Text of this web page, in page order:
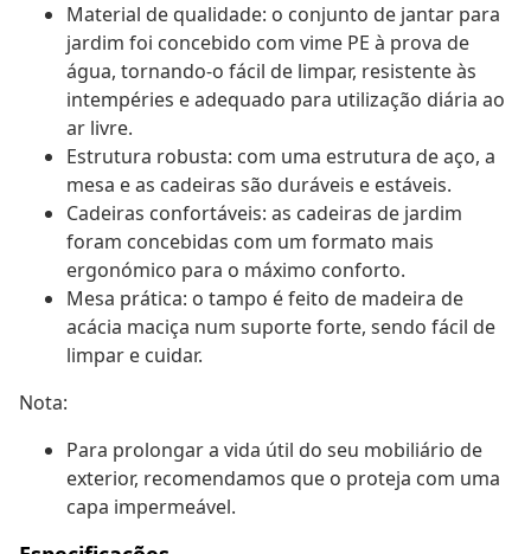
Material de qualidade: o conjunto de jantar para
jardim foi concebido com vime PE à prova de
água, tornando-o fácil de limpar, resistente às
intempéries e adequado para utilização diária ao
ar livre.
Estrutura robusta: com uma estrutura de aço, a
mesa e as cadeiras são duráveis e estáveis.
Cadeiras confortáveis: as cadeiras de jardim
foram concebidas com um formato mais
ergonómico para o máximo conforto.
Mesa prática: o tampo é feito de madeira de
acácia maciça num suporte forte, sendo fácil de
limpar e cuidar.
Nota:
Para prolongar a vida útil do seu mobiliário de
exterior, recomendamos que o proteja com uma
capa impermeável.